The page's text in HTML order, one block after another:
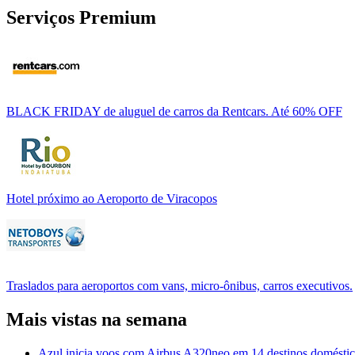
Serviços Premium
BLACK FRIDAY de aluguel de carros da Rentcars. Até 60% OFF
Hotel próximo ao Aeroporto de Viracopos
Traslados para aeroportos com vans, micro-ônibus, carros executivos.
Mais vistas na semana